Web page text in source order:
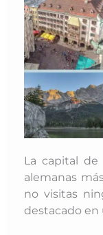
La capital de
alemanas
no visitas
destacado en